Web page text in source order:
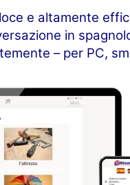
e altamente
in
– per PC,